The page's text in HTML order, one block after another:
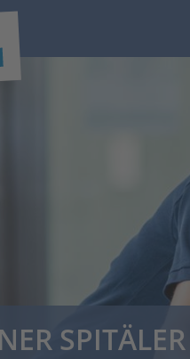
SPITÄLER